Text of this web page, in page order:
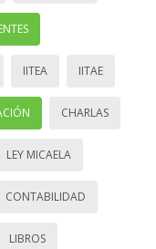
IITEA IITAE
CHARLAS
LEY MICAELA
CONTABILIDAD
LIBROS